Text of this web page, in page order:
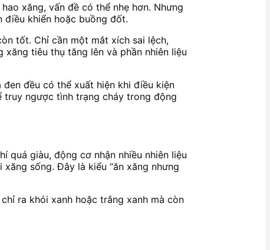
xăng, vấn đề có thể nhẹ hơn. Nhưng
điều khiển hoặc buồng đốt.
tốt. Chỉ cần một mắt xích sai lệch,
tiêu thụ tăng lên và phần nhiên liệu
đều có thể xuất hiện khi điều kiện
ngược tình trạng cháy trong động
quá giàu, động cơ nhận nhiều nhiên liệu
sống. Đây là kiểu “ăn xăng nhưng
ra khói xanh hoặc trắng xanh mà còn